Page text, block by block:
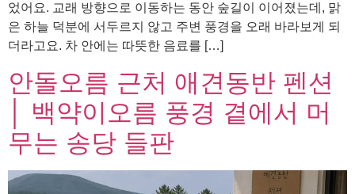
었어요. 교래 방향으로 이동하는 동안 숲길이 이어졌는데, 맑
은 하늘 덕분에 서두르지 않고 주변 풍경을 오래 바라보게 되
더라고요. 차 안에는 따뜻한 음료를 […]
안돌오름 근처 애견동반 펜션
│ 백약이오름 풍경 곁에서 머
무는 송당 들판